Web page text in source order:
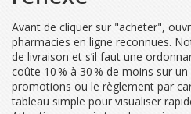
Avant de cliquer sur "acheter",
pharmacies en ligne reconnues.
de livraison et s’il faut une
coûte 10 % à 30 % de moins sur
promotions ou le règlement par
tableau simple pour visualiser